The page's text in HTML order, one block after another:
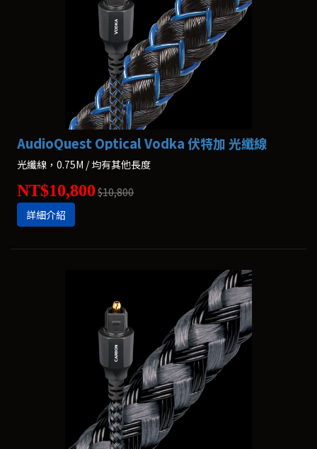
AudioQuest Optical Vodka 伏特加 光纖線
光纖線，0.75M / 均有其他長度
NT$10,800 $10,800
詳細介紹